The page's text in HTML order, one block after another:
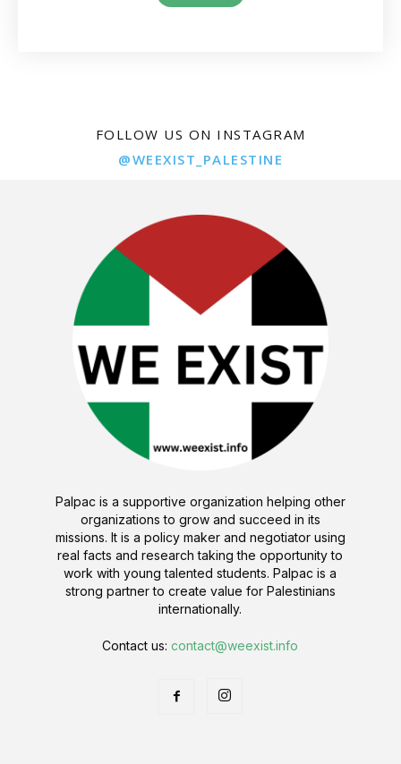
FOLLOW US ON INSTAGRAM
@WEEXIST_PALESTINE
Palpac is a supportive organization helping other
organizations to grow and succeed in its
missions. It is a policy maker and negotiator using
real facts and research taking the opportunity to
work with young talented students. Palpac is a
strong partner to create value for Palestinians
internationally.
Contact us:contact@weexist.info